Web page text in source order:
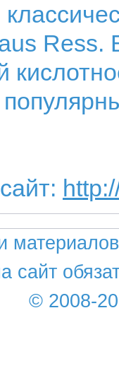
Ress.
сайт
© 2008-